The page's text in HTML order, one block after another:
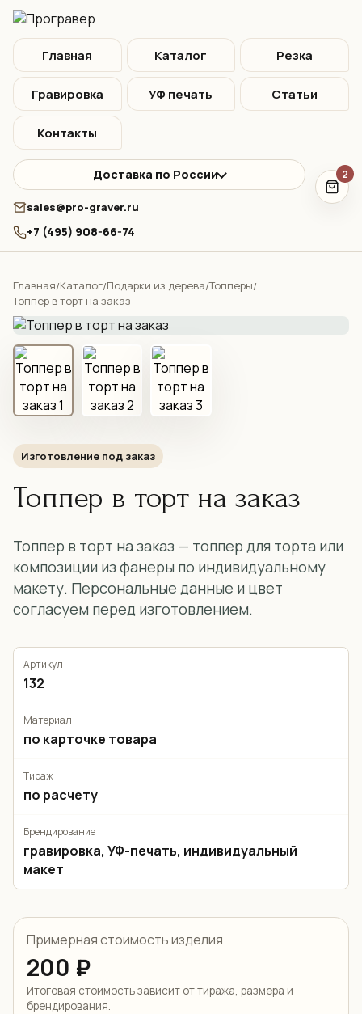
Главная Каталог Резка
Гравировка УФ печать Статьи
Контакты
Доставка по России
sales@pro-graver.ru
+7 (495) 908-66-74
2
Главная/Каталог/Подарки из дерева/Топперы/
Топпер в торт на заказ
Изготовление под заказ
Топпер в торт на заказ
Топпер в торт на заказ — топпер для торта или
композиции из фанеры по индивидуальному
макету. Персональные данные и цвет
согласуем перед изготовлением.
Артикул
132
Материал
по карточке товара
Тираж
по расчету
Брендирование
гравировка, УФ-печать, индивидуальный
макет
Примерная стоимость изделия
200 ₽
Итоговая стоимость зависит от тиража, размера и
брендирования.